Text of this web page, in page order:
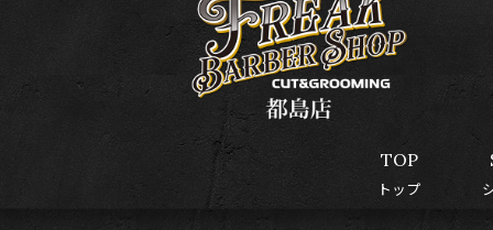
TOP
トップ